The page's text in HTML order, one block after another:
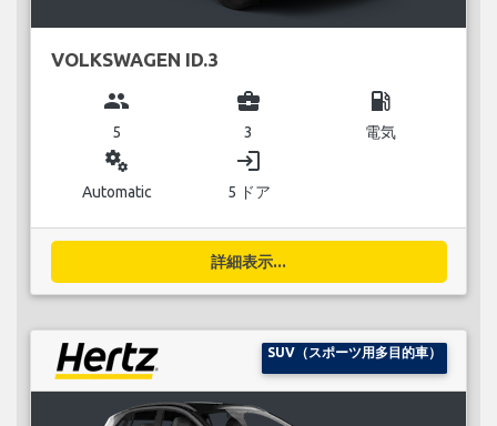
VOLKSWAGEN ID.3
group
5
business_center
3
local_gas_station
電気
miscellaneous_services
Automatic
login
5 ドア
詳細表示...
SUV（スポーツ用多目的車）